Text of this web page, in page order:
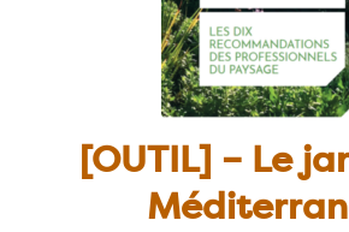
[OUTIL] – Le